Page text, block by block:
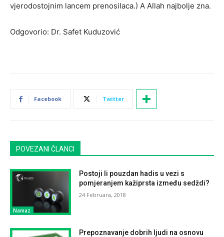
vjerodostojnim lancem prenosilaca.) A Allah najbolje zna.
Odgovorio: Dr. Safet Kuduzović
Facebook Twitter
POVEZANI ČLANCI
Namaz
Postoji li pouzdan hadis u vezi s
pomjeranjem kažiprsta između sedždi?
24 Februara, 2018
Prepoznavanje dobrih ljudi na osnovu